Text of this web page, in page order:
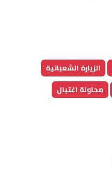
الزيارة الشعبانية
محاولة اغتيال